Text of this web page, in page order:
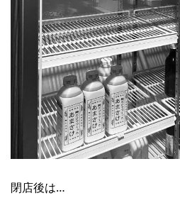
閉店後は…